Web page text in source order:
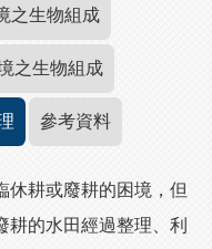
之生物組成
之生物組成
參考資料
耕或廢耕的困境，但
耕的水田經過整理、利